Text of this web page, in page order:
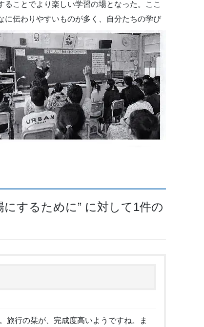
ことでより楽しい学習の場となった。ここ
に伝わりやすいものが多く、自分たちの学び
にするために” に対して1件の
旅行の栞が、完成度高いようですね。ま